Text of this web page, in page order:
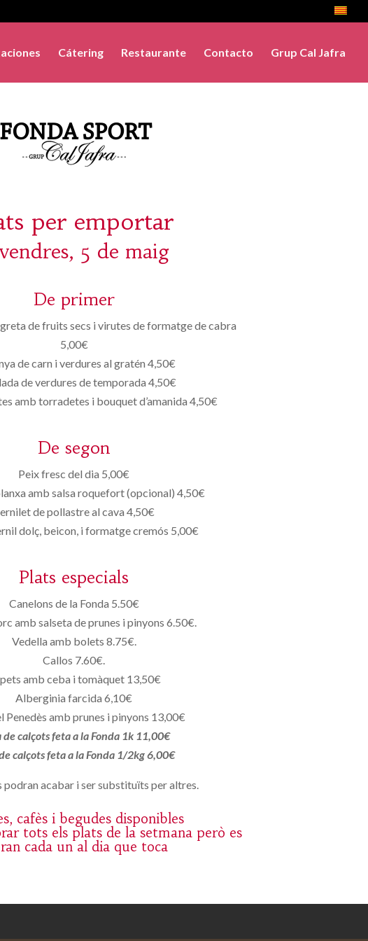
Cátering Restaurante Contacto Grup Cal Jafra
per emportar
5 de maig
De primer
de fruits secs i virutes de formatge de cabra
5,00€
de carn i verdures al gratén 4,50€
de verdures de temporada 4,50€
amb torradetes i bouquet d’amanida 4,50€
De segon
Peix fresc del dia 5,00€
amb salsa roquefort (opcional) 4,50€
de pollastre al cava 4,50€
dolç, beicon, i formatge cremós 5,00€
Plats especials
Canelons de la Fonda 5.50€
amb salseta de prunes i pinyons 6.50€.
Vedella amb bolets 8.75€.
Callos 7.60€.
amb ceba i tomàquet 13,50€
Alberginia farcida 6,10€
Penedès amb prunes i pinyons 13,00€
de calçots feta a la Fonda 1k 11,00€
calçots feta a la Fonda 1/2kg 6,00€
podran acabar i ser substituïts per altres.
cafès i begudes disponibles
tots els plats de la setmana però es
cada un al dia que toca